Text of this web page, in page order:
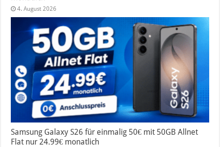
4. August 2026
Samsung Galaxy S26 für einmalig 50€ mit 50GB Allnet
Flat nur 24.99€ monatlich